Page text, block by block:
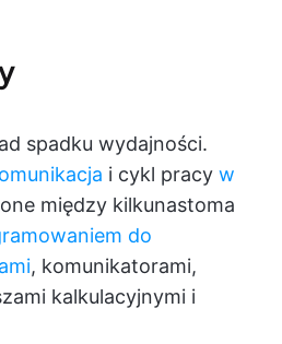
spadku wydajności.
i cykl pracy w
między kilkunastoma
do
, komunikatorami,
kalkulacyjnymi i